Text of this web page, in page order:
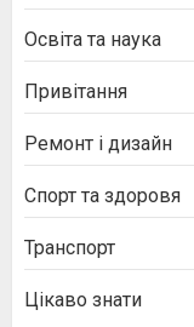
Освіта та наука
Привітання
Ремонт і дизайн
Спорт та здоровя
Транспорт
Цікаво знати